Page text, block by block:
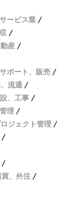
サービス業
産
ポート、販売
流通
、工事
理
ジェクト管理
買、外注